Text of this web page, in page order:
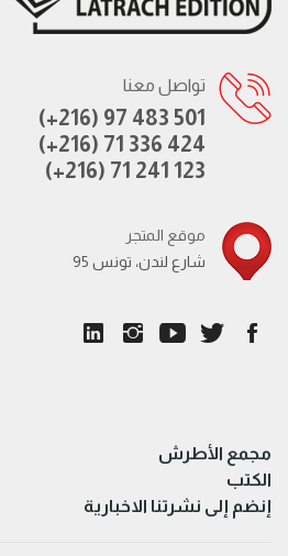
تواصل معنا
(+216) 97 483 501
(+216) 71 336 424
(+216) 71 241 123
موقع المتجر
95 شارع لندن، تونس
مجمع الأطرش
الكتب
إنضم إلى نشرتنا الاخبارية